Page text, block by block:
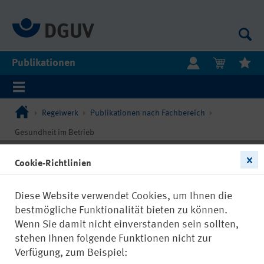
Publikationen
Regelwerk Publikationen nach Fachbereich
Gesundheit im Betrieb
Cookie-Richtlinien
Diese Website verwendet Cookies, um Ihnen die
bestmögliche Funktionalität bieten zu können.
Wenn Sie damit nicht einverstanden sein sollten,
stehen Ihnen folgende Funktionen nicht zur
Verfügung, zum Beispiel: